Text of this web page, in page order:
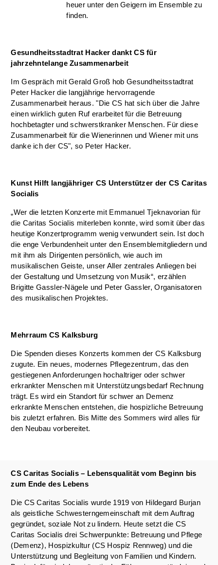
heuer unter den Geigern im Ensemble zu
finden.
Gesundheitsstadtrat Hacker dankt CS für
jahrzehntelange Zusammenarbeit
Im Gespräch mit Gerald Groß hob Gesundheitsstadtrat
Peter Hacker die langjährige hervorragende
Zusammenarbeit heraus. "Die CS hat sich über die Jahre
einen wirklich guten Ruf erarbeitet für die Betreuung
hochbetagter und schwerstkranker Menschen. Für diese
Zusammenarbeit für die Wienerinnen und Wiener mit uns
danke ich der CS", so Peter Hacker.
Kunst Hilft langjähriger CS Unterstützer der CS Caritas
Socialis
„Wer die letzten Konzerte mit Emmanuel Tjeknavorian für
die Caritas Socialis miterleben konnte, wird somit über das
heutige Konzertprogramm wenig verwundert sein. Ist doch
die enge Verbundenheit unter den Ensemblemitgliedern und
mit ihm als Dirigenten persönlich, wie auch im
musikalischen Geiste, unser Aller zentrales Anliegen bei
der Gestaltung und Umsetzung von Musik“, erzählen
Brigitte Gassler-Nägele und Peter Gassler, Organisatoren
des musikalischen Projektes.
Mehrraum CS Kalksburg
Die Spenden dieses Konzerts kommen der CS Kalksburg
zugute. Ein neues, modernes Pflegezentrum, das den
gestiegenen Anforderungen hochaltriger oder schwer
erkrankter Menschen mit Unterstützungsbedarf Rechnung
trägt. Es wird ein Standort für schwer an Demenz
erkrankte Menschen entstehen, die hospizliche Betreuung
bis zuletzt erfahren. Bis Mitte des Sommers wird alles für
den Neubau vorbereitet.
CS Caritas Socialis – Lebensqualität vom Beginn bis
zum Ende des Lebens
Die CS Caritas Socialis wurde 1919 von Hildegard Burjan
als geistliche Schwesterngemeinschaft mit dem Auftrag
gegründet, soziale Not zu lindern. Heute setzt die CS
Caritas Socialis drei Schwerpunkte: Betreuung und Pflege
(Demenz), Hospizkultur (CS Hospiz Rennweg) und die
Unterstützung und Begleitung von Familien und Kindern.